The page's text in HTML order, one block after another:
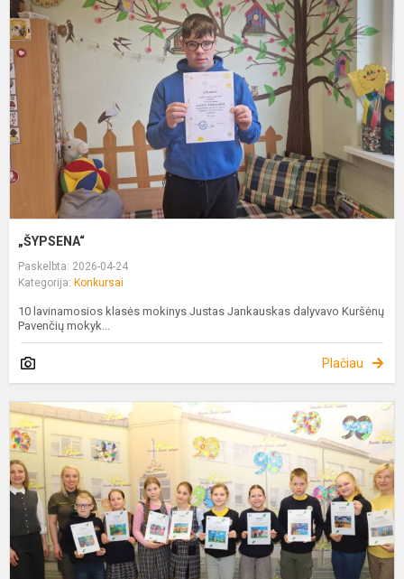
„ŠYPSENA“
Paskelbta: 2026-04-24
Kategorija: Konkursai
10 lavinamosios klasės mokinys Justas Jankauskas dalyvavo Kuršėnų
Pavenčių mokyk...
Plačiau